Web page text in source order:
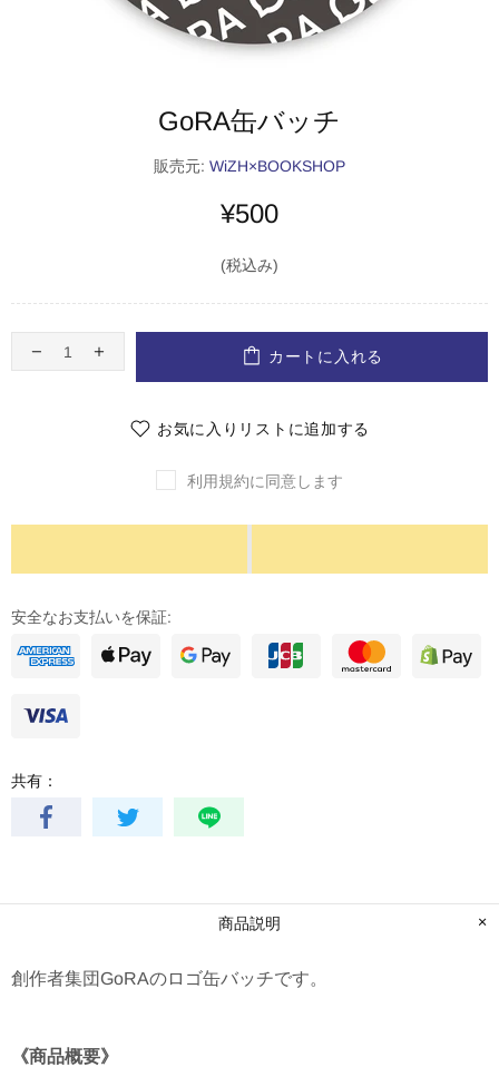
GoRA缶バッチ
販売元: WiZH×BOOKSHOP
¥500
(税込み)
カートに入れる
お気に入りリストに追加する
利用規約に同意します
安全なお支払いを保証:
共有：
商品説明
創作者集団GoRAのロゴ缶バッチです。
《商品概要》